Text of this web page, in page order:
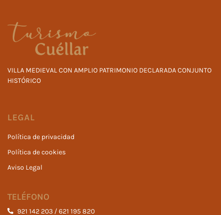
VILLA MEDIEVAL CON AMPLIO PATRIMONIO DECLARADA CONJUNTO
HISTÓRICO
LEGAL
Política de privacidad
Política de cookies
Aviso Legal
TELÉFONO
921 142 203 / 621 195 820